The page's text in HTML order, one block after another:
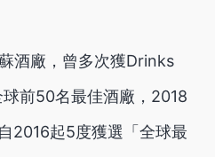
酒廠，曾多次獲Drinks
前50名最佳酒廠，2018
2016起5度獲選「全球最